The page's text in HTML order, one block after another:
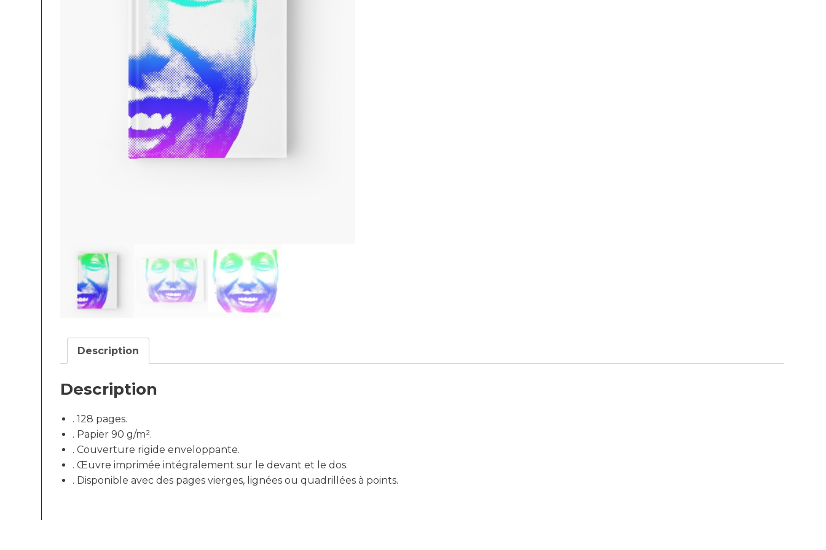
Description
Description
. 128 pages.
. Papier 90 g/m².
. Couverture rigide enveloppante.
. Œuvre imprimée intégralement sur le devant et le dos.
. Disponible avec des pages vierges, lignées ou quadrillées à points.